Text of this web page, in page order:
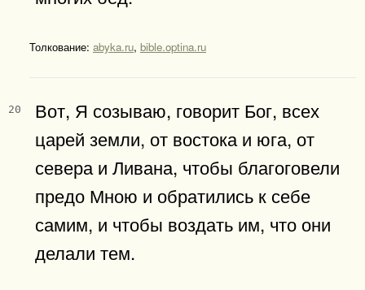
Толкование: abyka.ru, bible.optina.ru
20
Вот, Я созываю, говорит Бог, всех
царей земли, от востока и юга, от
севера и Ливана, чтобы благоговели
предо Мною и обратились к себе
самим, и чтобы воздать им, что они
делали тем.